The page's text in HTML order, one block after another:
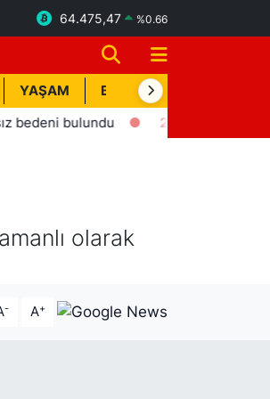
64.475,47 %0.66
YAŞAM BİK İLAN
21:51Esnaf MTSO'da Koltuk
olarak
- A+